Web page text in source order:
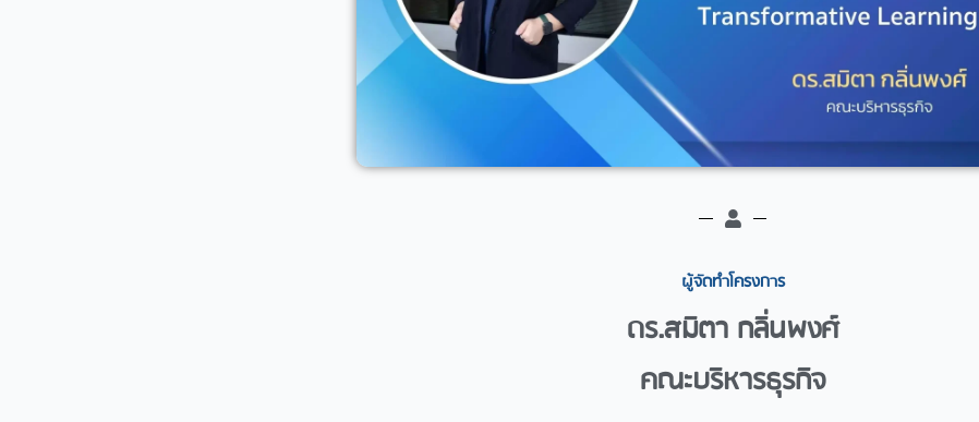
ผู้จัดทำโครงการ​
ดร.สมิตา กลิ่นพงศ์
คณะบริหารธุรกิจ